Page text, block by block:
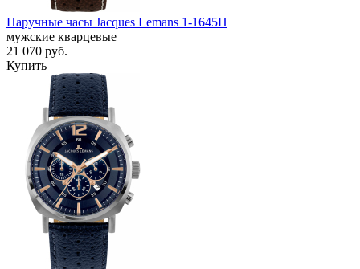
Наручные часы Jacques Lemans 1-1645H
мужские кварцевые
21 070 руб.
Купить